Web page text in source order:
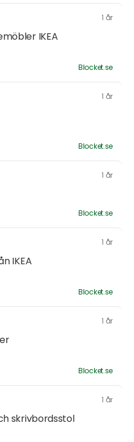
1 år
IKEA
Blocket.se
1 år
Blocket.se
1 år
Blocket.se
1 år
IKEA
Blocket.se
1 år
Blocket.se
1 år
skrivbordsstol